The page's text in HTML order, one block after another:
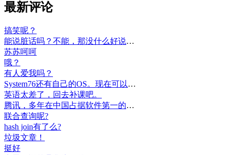
最新评论
搞笑呢？
能说脏话吗？不能，那没什么好说的了！
苏苏呵呵
哦？
有人爱我吗？
System76还有自己的OS。现在可以递送到很多地区了。
英语太差了，回去补课吧。
腾讯，多年在中国占据软件第一的位置，可惜，除了QQ、微信外，什么都没有做出来。
联合查询呢?
hash join有了么?
垃圾文章！
挺好